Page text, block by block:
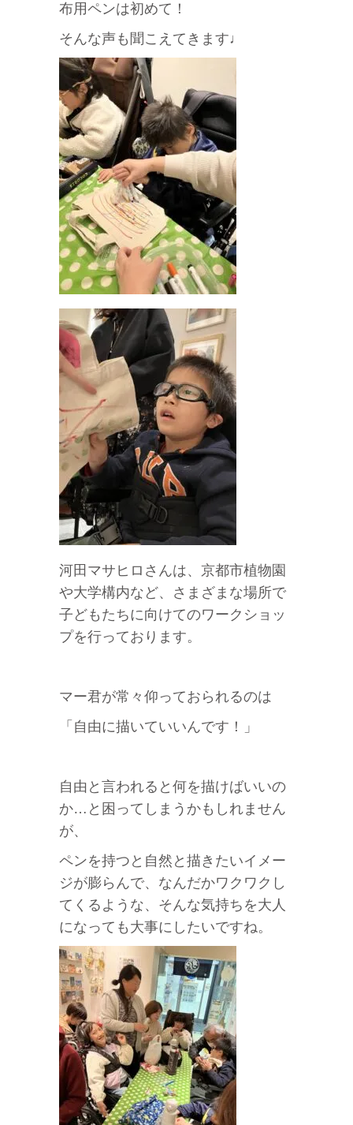
布用ペンは初めて！
そんな声も聞こえてきます♩
河田マサヒロさんは、京都市植物園
や大学構内など、さまざまな場所で
子どもたちに向けてのワークショッ
プを行っております。
マー君が常々仰っておられるのは
「自由に描いていいんです！」
自由と言われると何を描けばいいの
か…と困ってしまうかもしれません
が、
ペンを持つと自然と描きたいイメー
ジが膨らんで、なんだかワクワクし
てくるような、そんな気持ちを大人
になっても大事にしたいですね。